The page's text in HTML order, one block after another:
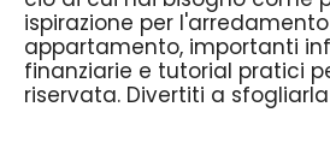
ispirazione per
appartamento, importanti
finanziarie e tutorial pratici
riservata. Divertiti a